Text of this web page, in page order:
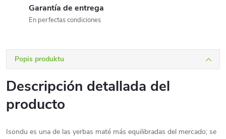
Garantía de entrega
En perfectas condiciones
Popis produktu
Descripción detallada del
producto
Isondu es una de las yerbas maté más equilibradas del mercado; se